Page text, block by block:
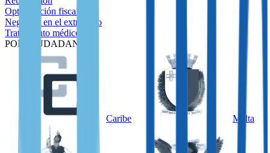
Optimización fiscal
Negocios en el extranjero
Tratamiento médico
POR CIUDADANÍA
Caribe Malta